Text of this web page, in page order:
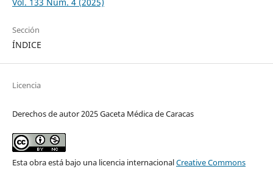
Sección
ÍNDICE
Licencia
Derechos de autor 2025 Gaceta Médica de Caracas
Esta obra está bajo una licencia internacionalCreative Commons